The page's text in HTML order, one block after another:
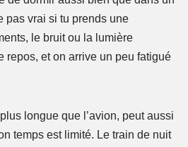
pas vrai si tu prends une
le bruit ou la lumière
repos, et on arrive un peu fatigué
longue que l’avion, peut aussi
temps est limité. Le train de nuit